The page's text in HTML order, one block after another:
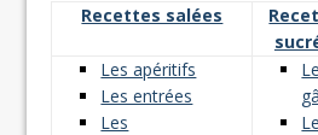
Recettes salées
Les apéritifs
Les entrées
Les